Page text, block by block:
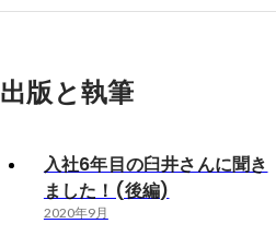
出版と執筆
入社6年目の臼井さんに聞き
ました！(後編)
2020年9月